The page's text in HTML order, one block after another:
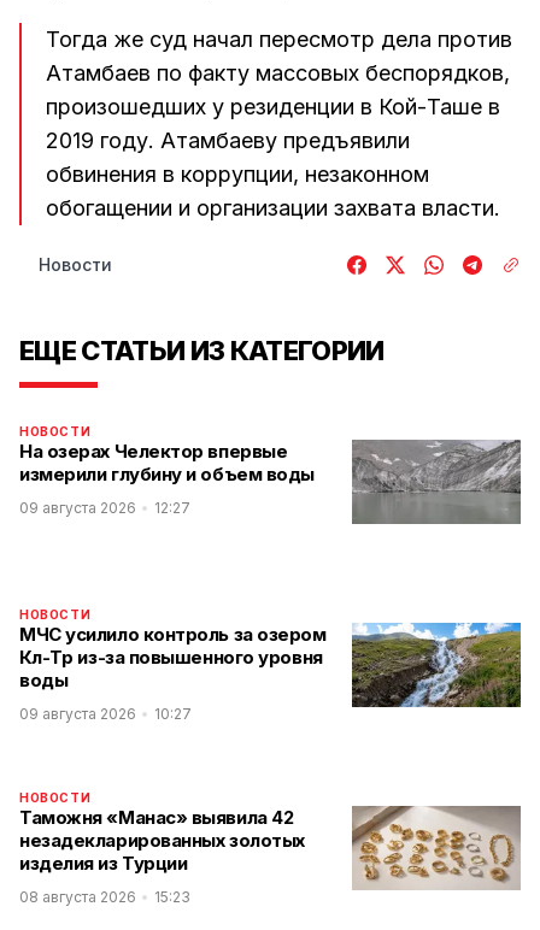
Тогда же суд начал пересмотр дела против
Атамбаев по факту массовых беспорядков,
произошедших у резиденции в Кой-Таше в
2019 году. Атамбаеву предъявили
обвинения в коррупции, незаконном
обогащении и организации захвата власти.
Новости
ЕЩЕ СТАТЬИ ИЗ КАТЕГОРИИ
НОВОСТИ
На озерах Челектор впервые
измерили глубину и объем воды
09 августа 2026 12:27
НОВОСТИ
МЧС усилило контроль за озером
Көл-Төр из-за повышенного уровня
воды
09 августа 2026 10:27
НОВОСТИ
Таможня «Манас» выявила 42
незадекларированных золотых
изделия из Турции
08 августа 2026 15:23